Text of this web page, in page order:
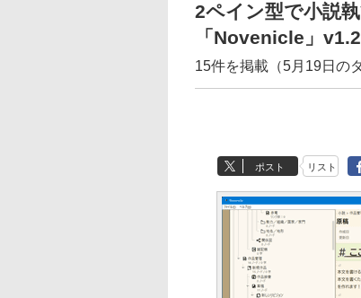
2ペイン型で小説
「Novenicle」
15件を掲載（5月19日の
ポスト リスト